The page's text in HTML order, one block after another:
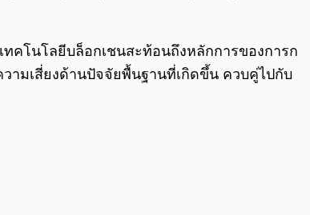
ทคโนโลยีบล็อกเชนสะท้อนถึงหลักการของการก
วามเสี่ยงด้านปัจจัยพื้นฐานที่เกิดขึ้น ควบคู่ไปกับ